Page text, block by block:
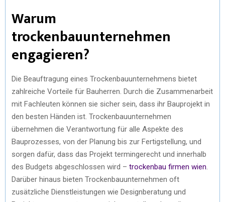
Warum
trockenbauunternehmen
engagieren?
Die Beauftragung eines Trockenbauunternehmens bietet
zahlreiche Vorteile für Bauherren. Durch die Zusammenarbeit
mit Fachleuten können sie sicher sein, dass ihr Bauprojekt in
den besten Händen ist. Trockenbauunternehmen
übernehmen die Verantwortung für alle Aspekte des
Bauprozesses, von der Planung bis zur Fertigstellung, und
sorgen dafür, dass das Projekt termingerecht und innerhalb
des Budgets abgeschlossen wird – trockenbau firmen wien
Darüber hinaus bieten Trockenbauunternehmen oft
zusätzliche Dienstleistungen wie Designberatung und